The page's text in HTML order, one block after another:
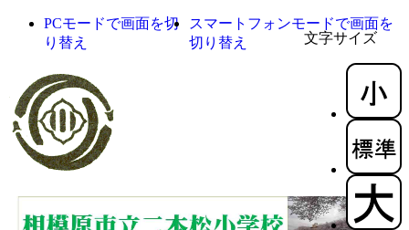
文字サイズ
PCモードで画面を切
り替え
スマートフォンモードで画面を
切り替え